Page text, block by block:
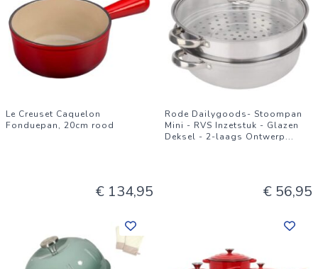
Le Creuset Caquelon
Fonduepan, 20cm rood
€ 134,95
Rode Dailygoods- Stoompan
Mini - RVS Inzetstuk - Glazen
Deksel - 2-laags Ontwerp...
€ 56,95